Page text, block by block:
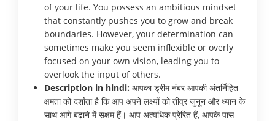
of your life. You possess an ambitious mindset
that constantly pushes you to grow and break
boundaries. However, your determination can
sometimes make you seem inflexible or overly
focused on your own vision, leading you to
overlook the input of others.
Description in hindi: आपका ड्रीम नंबर आपकी अंतर्निहित
क्षमता को दर्शाता है कि आप अपने लक्ष्यों को तीव्र जुनून और ध्यान के
साथ आगे बढ़ाने में सक्षम हैं। आप अत्यधिक प्रेरित हैं, आपके पास